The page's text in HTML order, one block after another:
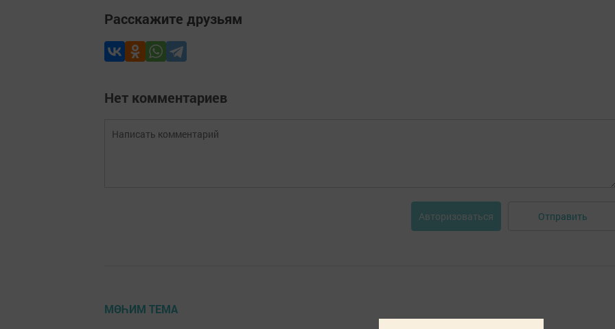
Расскажите друзьям
Нет комментариев
Авторизоваться Отправить
МӨҺИМ ТЕМА